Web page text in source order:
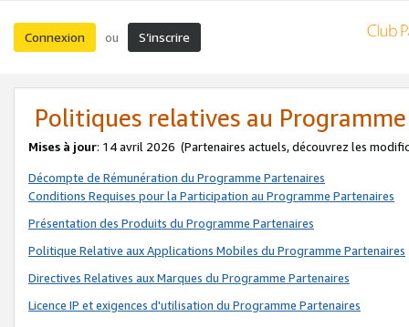
Connexion ou S’inscrire
Politiques relatives au
Mises à jour: 14 avril 2026 (Partenaires actuels, découvrez les
Décompte de Rémunération du Programme Partenaires
Conditions Requises pour la Participation au Programme Partenaires
Présentation des Produits du Programme Partenaires
Politique Relative aux Applications Mobiles du Programme Partenaires
Directives Relatives aux Marques du Programme Partenaires
Licence IP et exigences d'utilisation du Programme Partenaires